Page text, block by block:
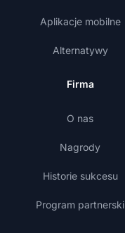
Aplikacje mobilne
Alternatywy
Firma
O nas
Nagrody
Historie sukcesu
Program partnerski